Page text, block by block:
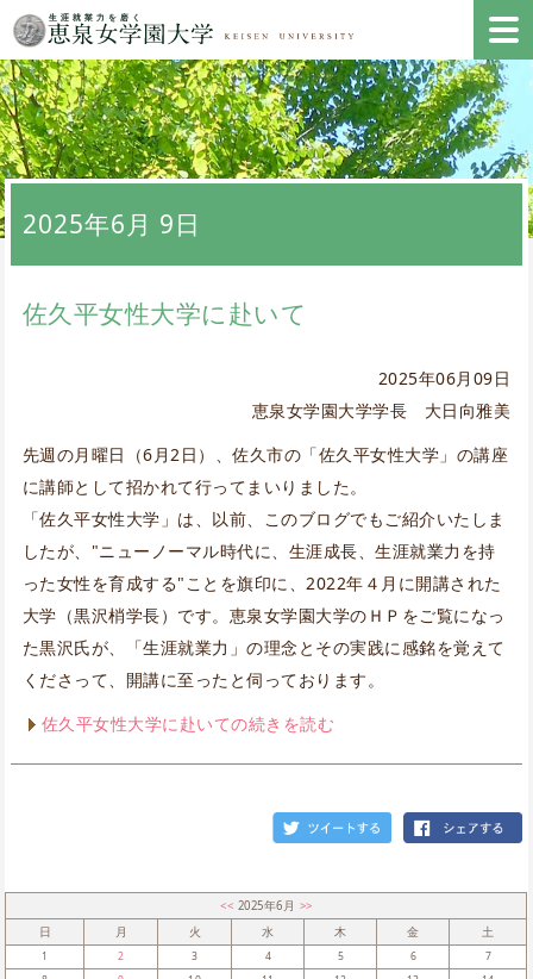
2025年6月 9日
佐久平女性大学に赴いて
2025年06月09日
恵泉女学園大学学長 大日向雅美
先週の月曜日（6月2日）、佐久市の「佐久平女性大学」の講座
に講師として招かれて行ってまいりました。
「佐久平女性大学」は、以前、このブログでもご紹介いたしま
したが、"ニューノーマル時代に、生涯成長、生涯就業力を持
った女性を育成する"ことを旗印に、2022年４月に開講された
大学（黒沢梢学長）です。恵泉女学園大学のＨＰをご覧になっ
た黒沢氏が、「生涯就業力」の理念とその実践に感銘を覚えて
くださって、開講に至ったと伺っております。
佐久平女性大学に赴いての続きを読む
<< 2025年6月 >>
日
月 火 水 木 金 土
1 2 3 4 5 6
7